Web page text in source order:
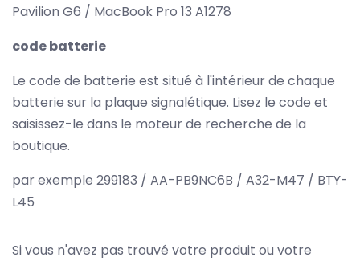
Pavilion G6 / MacBook Pro 13 A1278
code batterie
Le code de batterie est situé à l'intérieur de chaque
batterie sur la plaque signalétique. Lisez le code et
saisissez-le dans le moteur de recherche de la
boutique.
par exemple 299183 / AA-PB9NC6B / A32-M47 / BTY-
L45
Si vous n'avez pas trouvé votre produit ou votre